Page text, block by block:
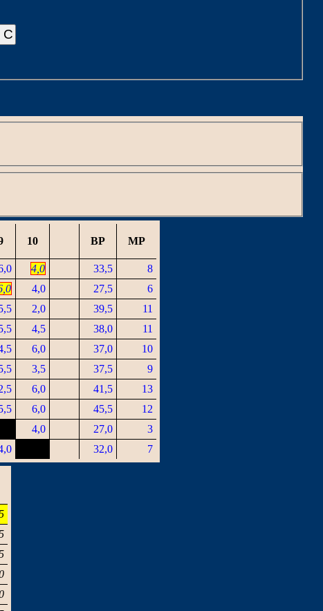
C
10 BP MP
4,0 33,5
8
4,0 27,5
6
2,0 39,5
11
4,5 38,0
11
6,0 37,0
10
3,5 37,5
9
6,0 41,5
13
6,0 45,5
12
4,0 27,0
3
32,0 7